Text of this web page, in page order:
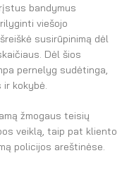
bandymus
viešojo
susirūpinimą dėl
Dėl šios
pernelyg sudėtinga,
kokybė.
žmogaus teisių
veiklą, taip pat kliento
policijos areštinėse.